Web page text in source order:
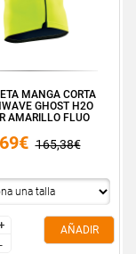
MANGA CORTA
GHOST H2O
AMARILLO FLUO
165,38€
--
AÑADIR